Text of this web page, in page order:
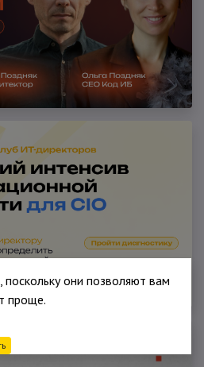
они позволяют вам
проще.